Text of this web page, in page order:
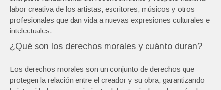
labor creativa de los artistas, escritores, músicos y otros
profesionales que dan vida a nuevas expresiones culturales e
intelectuales.
¿Qué son los derechos morales y cuánto duran?
Los derechos morales son un conjunto de derechos que
protegen la relación entre el creador y su obra, garantizando